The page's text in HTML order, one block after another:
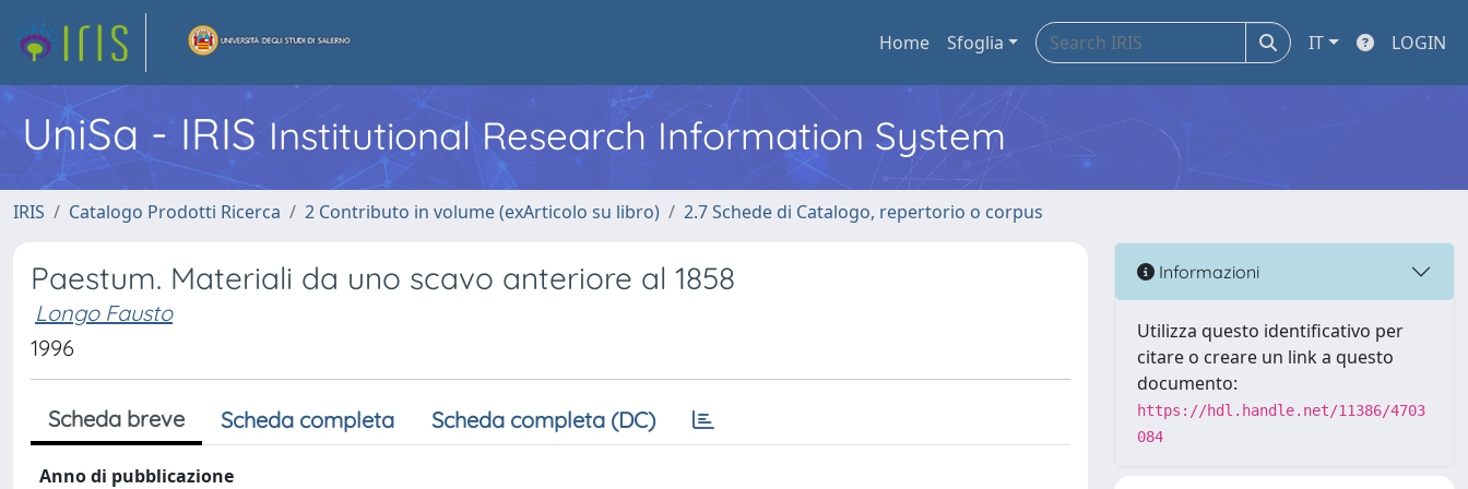
Home Sfoglia IT LOGIN
UniSa - IRIS Institutional Research Information System
IRIS Catalogo Prodotti Ricerca 2 Contributo in volume (exArticolo su libro) 2.7 Schede di Catalogo, repertorio o corpus
Paestum. Materiali da uno scavo anteriore al 1858
Longo Fausto
1996
Scheda breve Scheda completa Scheda completa (DC)
Anno di pubblicazione
Informazioni
Utilizza questo identificativo per
citare o creare un link a questo
documento:
https://hdl.handle.net/11386/4703
084